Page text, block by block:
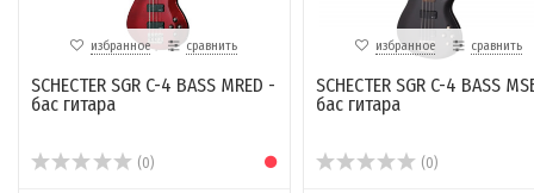
избранное сравнить
SCHECTER SGR C-4 BASS MRED -
бас гитара
(0)
избранное сравнить
SCHECTER SGR C-4 BASS
бас гитара
(0)